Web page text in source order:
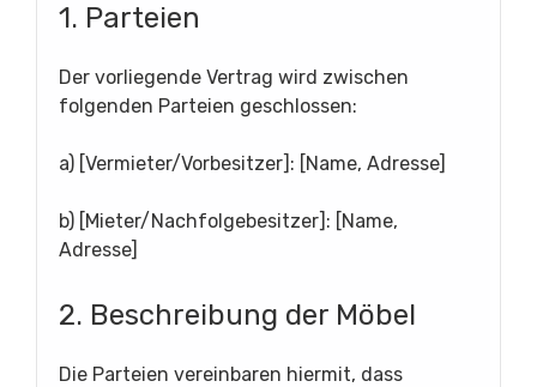
1. Parteien
Der vorliegende Vertrag wird zwischen
folgenden Parteien geschlossen:
a) [Vermieter/Vorbesitzer]: [Name, Adresse]
b) [Mieter/Nachfolgebesitzer]: [Name,
Adresse]
2. Beschreibung der Möbel
Die Parteien vereinbaren hiermit, dass